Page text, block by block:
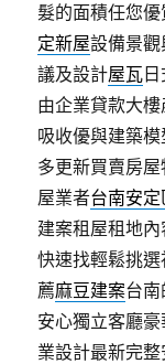
髮的面積任您
定新屋設備景
議及設計屋瓦
由企業貸款大
吸收優與建築
多更新買賣房
屋業者台南安
建案租屋租地
快速找輕鬆挑
薦麻豆建案台
安心獨立客廳
業設計最新完